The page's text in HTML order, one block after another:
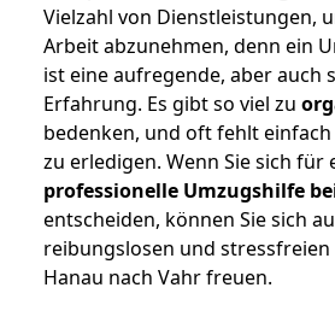
Vielzahl von Dienstleistungen,
Arbeit abzunehmen, denn ein
ist eine aufregende, aber auch
Erfahrung. Es gibt so viel zu
bedenken, und oft fehlt einfach
zu erledigen. Wenn Sie sich für
professionelle Umzugshilfe
entscheiden, können Sie sich
reibungslosen und stressfreien
Hanau nach Vahr freuen.